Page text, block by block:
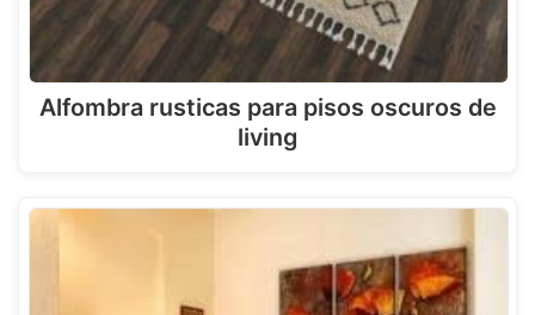
Alfombra rusticas para pisos oscuros de
living